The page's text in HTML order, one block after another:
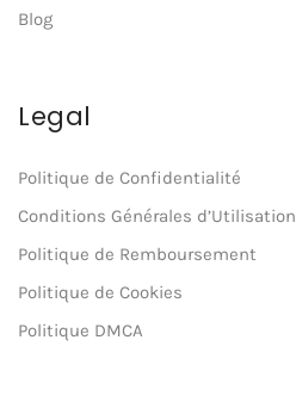
Blog
Legal
Politique de Confidentialité
Conditions Générales d’Utilisation
Politique de Remboursement
Politique de Cookies
Politique DMCA